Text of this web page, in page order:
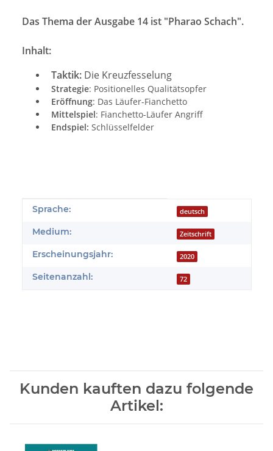
Das Thema der Ausgabe 14 ist "Pharao Schach".
Inhalt:
Taktik: Die Kreuzfesselung
Strategie: Positionelles Qualitätsopfer
Eröffnung: Das Läufer-Fianchetto
Mittelspiel: Fianchetto-Läufer Angriff
Endspiel: Schlüsselfelder
Produkteigenschaft
Wert
Sprache: deutsch
Medium: Zeitschrift
Erscheinungsjahr: 2020
Seitenanzahl: 72
Kunden kauften dazu folgende
Artikel: